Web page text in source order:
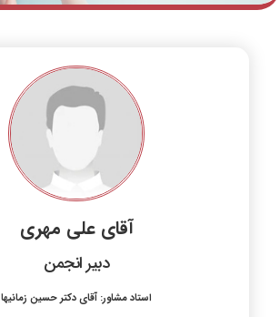
آقای علی مهری
دبیر انجمن
استاد مشاور: آقای دکتر حسین زمانیها